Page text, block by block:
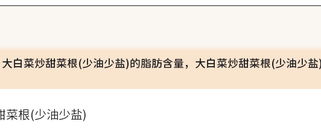
白菜炒甜菜根(少油少盐)的脂肪含量，大白菜炒甜菜根(少油少
菜根(少油少盐)